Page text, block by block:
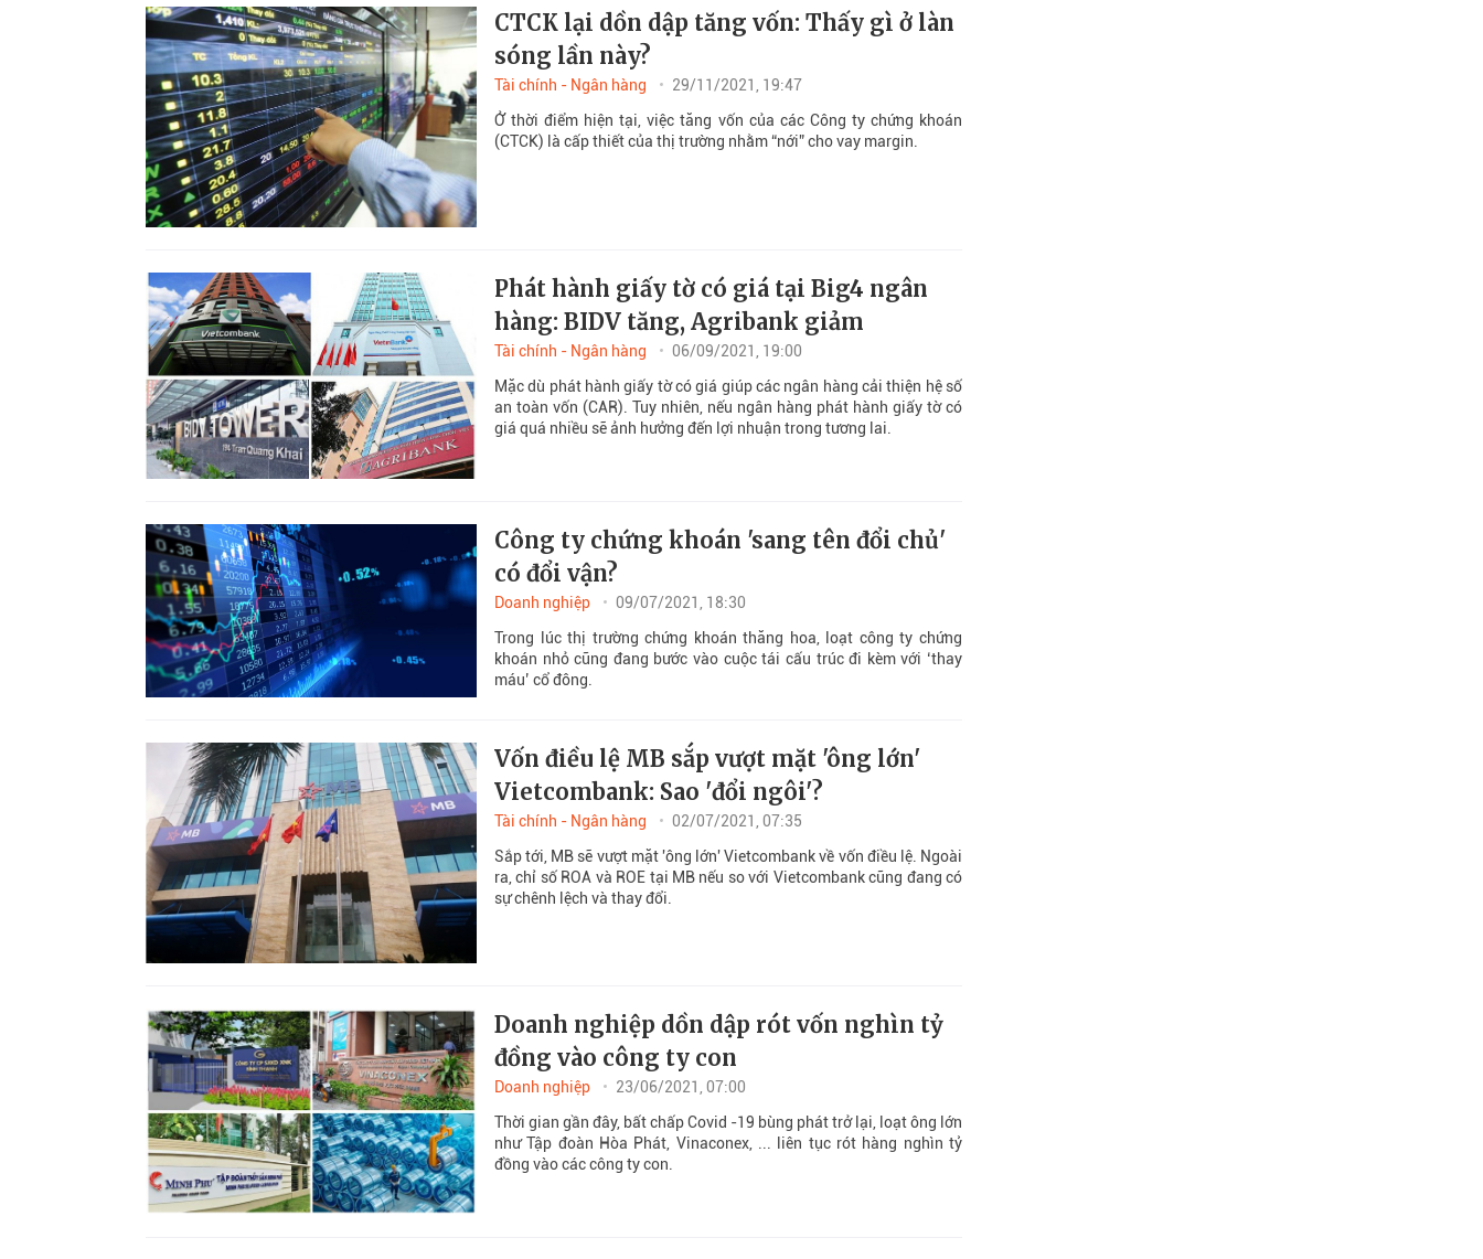
CTCK lại dồn dập tăng vốn: Thấy gì ở làn
sóng lần này?
Tài chính - Ngân hàng
29/11/2021, 19:47
Ở thời điểm hiện tại, việc tăng vốn của các Công ty chứng khoán
(CTCK) là cấp thiết của thị trường nhằm “nới” cho vay margin.
Phát hành giấy tờ có giá tại Big4 ngân
hàng: BIDV tăng, Agribank giảm
Tài chính - Ngân hàng
06/09/2021, 19:00
Mặc dù phát hành giấy tờ có giá giúp các ngân hàng cải thiện hệ số
an toàn vốn (CAR). Tuy nhiên, nếu ngân hàng phát hành giấy tờ có
giá quá nhiều sẽ ảnh hưởng đến lợi nhuận trong tương lai.
Công ty chứng khoán 'sang tên đổi chủ'
có đổi vận?
Doanh nghiệp
09/07/2021, 18:30
Trong lúc thị trường chứng khoán thăng hoa, loạt công ty chứng
khoán nhỏ cũng đang bước vào cuộc tái cấu trúc đi kèm với ‘thay
máu’ cổ đông.
Vốn điều lệ MB sắp vượt mặt 'ông lớn'
Vietcombank: Sao 'đổi ngôi'?
Tài chính - Ngân hàng
02/07/2021, 07:35
Sắp tới, MB sẽ vượt mặt 'ông lớn' Vietcombank về vốn điều lệ. Ngoài
ra, chỉ số ROA và ROE tại MB nếu so với Vietcombank cũng đang có
sự chênh lệch và thay đổi.
Doanh nghiệp dồn dập rót vốn nghìn tỷ
đồng vào công ty con
Doanh nghiệp
23/06/2021, 07:00
Thời gian gần đây, bất chấp Covid -19 bùng phát trở lại, loạt ông lớn
như Tập đoàn Hòa Phát, Vinaconex, ... liên tục rót hàng nghìn tỷ
đồng vào các công ty con.